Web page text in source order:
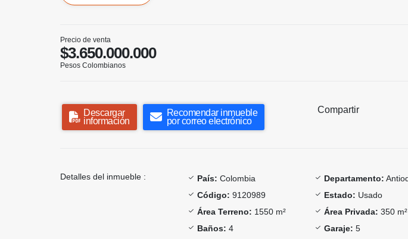
Precio de venta
$3.650.000.000
Pesos Colombianos
Descargar
información
Recomendar inmueble
por correo electrónico
Compartir
Detalles del inmueble : País: Colombia Departamento:
Código: 9120989 Estado: Usado
Área Terreno: 1550 m² Área Privada: 350 m²
Baños: 4 Garaje: 5